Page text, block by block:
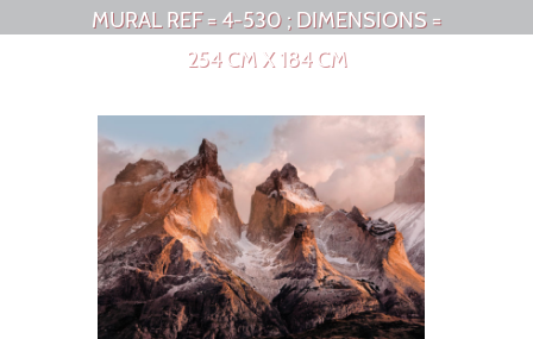
MURAL REF = 4-530 ; DIMENSIONS =
254 CM X 184 CM